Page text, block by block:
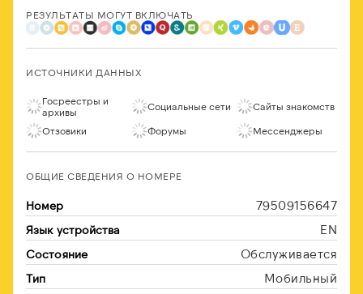
РЕЗУЛЬТАТЫ МОГУТ ВКЛЮЧАТЬ
ИСТОЧНИКИ ДАННЫХ
Госреестры и
архивы
Социальные сети Сайты знакомств
Отзовики Форумы Мессенджеры
ОБЩИЕ СВЕДЕНИЯ О НОМЕРЕ
Номер 79509156647
Язык устройства EN
Состояние Обслуживается
Тип Мобильный